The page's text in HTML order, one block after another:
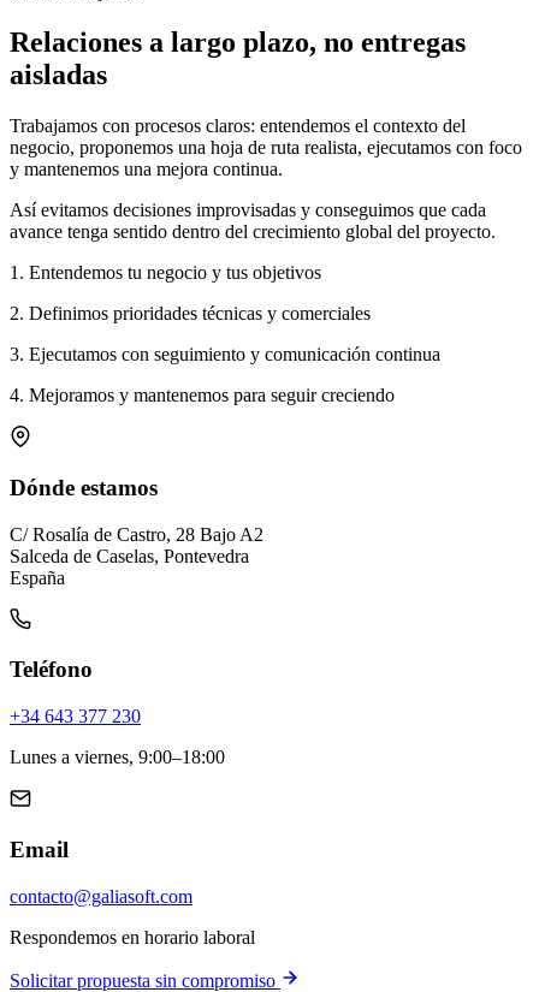
Relaciones a largo plazo, no entregas
aisladas
Trabajamos con procesos claros: entendemos el contexto del
negocio, proponemos una hoja de ruta realista, ejecutamos con foco
y mantenemos una mejora continua.
Así evitamos decisiones improvisadas y conseguimos que cada
avance tenga sentido dentro del crecimiento global del proyecto.
1. Entendemos tu negocio y tus objetivos
2. Definimos prioridades técnicas y comerciales
3. Ejecutamos con seguimiento y comunicación continua
4. Mejoramos y mantenemos para seguir creciendo
Dónde estamos
C/ Rosalía de Castro, 28 Bajo A2
Salceda de Caselas, Pontevedra
España
Teléfono
+34 643 377 230
Lunes a viernes, 9:00–18:00
Email
contacto@galiasoft.com
Respondemos en horario laboral
Solicitar propuesta sin compromiso